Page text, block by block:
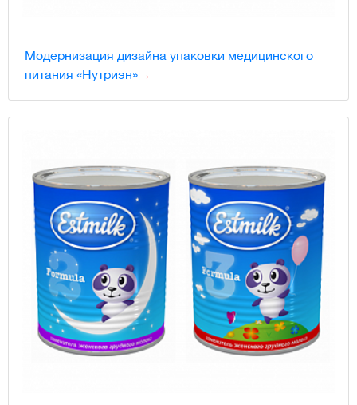
Модернизация дизайна упаковки медицинского
питания «Нутриэн»